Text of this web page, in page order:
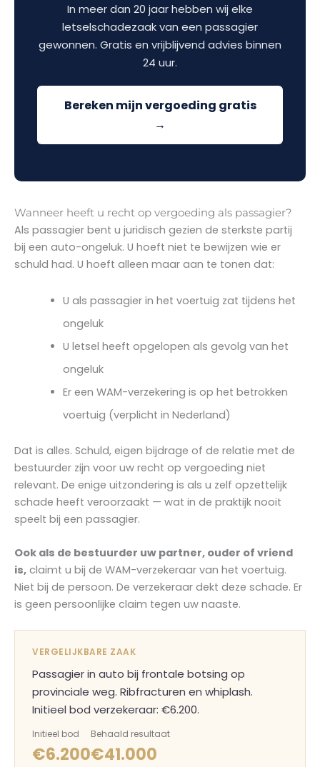
In meer dan 20 jaar hebben wij elke
letselschadezaak van een passagier
gewonnen. Gratis en vrijblijvend advies binnen
24 uur.
Bereken mijn vergoeding gratis
→
Wanneer heeft u recht op vergoeding als passagier?
Als passagier bent u juridisch gezien de sterkste partij
bij een auto-ongeluk. U hoeft niet te bewijzen wie er
schuld had. U hoeft alleen maar aan te tonen dat:
U als passagier in het voertuig zat tijdens het
ongeluk
U letsel heeft opgelopen als gevolg van het
ongeluk
Er een WAM-verzekering is op het betrokken
voertuig (verplicht in Nederland)
Dat is alles. Schuld, eigen bijdrage of de relatie met de
bestuurder zijn voor uw recht op vergoeding niet
relevant. De enige uitzondering is als u zelf opzettelijk
schade heeft veroorzaakt — wat in de praktijk nooit
speelt bij een passagier.
Ook als de bestuurder uw partner, ouder of vriend
is, claimt u bij de WAM-verzekeraar van het voertuig.
Niet bij de persoon. De verzekeraar dekt deze schade. Er
is geen persoonlijke claim tegen uw naaste.
VERGELIJKBARE ZAAK
Passagier in auto bij frontale botsing op
provinciale weg. Ribfracturen en whiplash.
Initieel bod verzekeraar: €6.200.
Initieel bod
€6.200
Behaald resultaat
€41.000